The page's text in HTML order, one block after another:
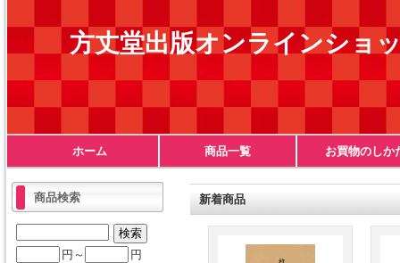
方丈堂出版オンラインショ
ホーム 商品一覧 お買物のしか
新着商品
商品検索
円～ 円